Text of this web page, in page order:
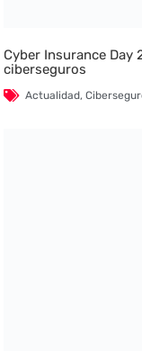
Cyber Insurance
ciberseguros
Actualidad,